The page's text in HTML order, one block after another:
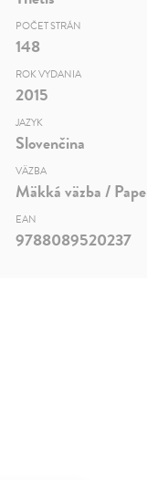
POČET STRÁN
148
ROK VYDANIA
2015
JAZYK
Slovenčina
VÄZBA
Mäkká väzba /
EAN
9788089520237